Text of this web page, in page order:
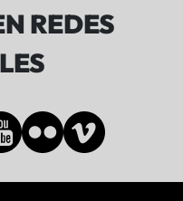
REDES